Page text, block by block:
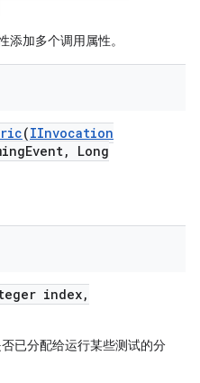
添加多个调用属性。
(IInvocation
Event,
Long
index,
已分配给运行某些测试的分